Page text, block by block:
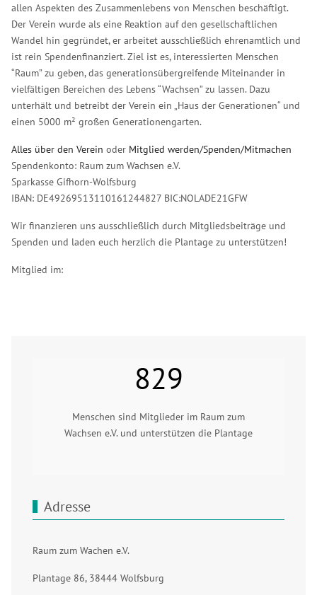
allen Aspekten des Zusammenlebens von Menschen beschäftigt.
Der Verein wurde als eine Reaktion auf den gesellschaftlichen
Wandel hin gegründet, er arbeitet ausschließlich ehrenamtlich und
ist rein Spendenfinanziert. Ziel ist es, interessierten Menschen
“Raum” zu geben, das generationsübergreifende Miteinander in
vielfältigen Bereichen des Lebens “Wachsen” zu lassen. Dazu
unterhält und betreibt der Verein ein „Haus der Generationen“ und
einen 5000 m² großen Generationengarten.
Alles über den Verein oder Mitglied werden/Spenden/Mitmachen
Spendenkonto: Raum zum Wachsen e.V.
Sparkasse Gifhorn-Wolfsburg
IBAN: DE49269513110161244827 BIC:NOLADE21GFW
Wir finanzieren uns ausschließlich durch Mitgliedsbeiträge und
Spenden und laden euch herzlich die Plantage zu unterstützen!
Mitglied im:
829
Menschen sind Mitglieder im Raum zum
Wachsen e.V. und unterstützen die Plantage
Adresse
Raum zum Wachen e.V.
Plantage 86, 38444 Wolfsburg